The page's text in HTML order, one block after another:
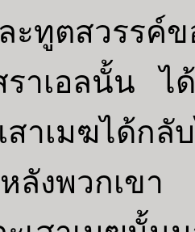
ะทูตสวรรค์
าเอลนั้น ไ
สาเมฆได้ก
ลังพวกเขา